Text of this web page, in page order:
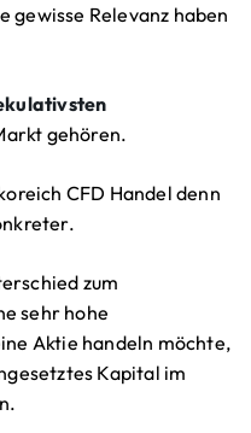
gewisse Relevanz haben
gehören.
CFD Handel denn
zum
sehr hohe
Aktie handeln möchte,
Kapital im